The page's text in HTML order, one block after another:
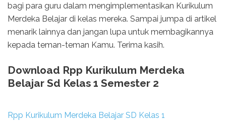
bagi para guru dalam mengimplementasikan Kurikulum
Merdeka Belajar di kelas mereka. Sampai jumpa di artikel
menarik lainnya dan jangan lupa untuk membagikannya
kepada teman-teman Kamu. Terima kasih.
Download Rpp Kurikulum Merdeka
Belajar Sd Kelas 1 Semester 2
Rpp Kurikulum Merdeka Belajar SD Kelas 1